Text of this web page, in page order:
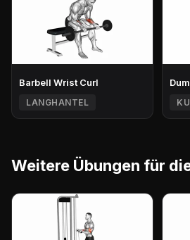
Barbell Wrist Curl
LANGHANTEL
Weitere Übungen für